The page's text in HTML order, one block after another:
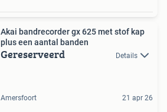
Akai bandrecorder gx 625 met stof kap
plus een aantal banden
Gereserveerd Details
Amersfoort 21 apr 26